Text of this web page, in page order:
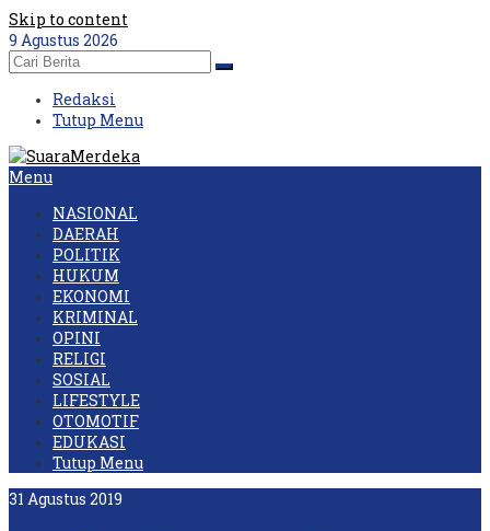
Skip to content
9 Agustus 2026
Redaksi
Tutup Menu
Menu
NASIONAL
DAERAH
POLITIK
HUKUM
EKONOMI
KRIMINAL
OPINI
RELIGI
SOSIAL
LIFESTYLE
OTOMOTIF
EDUKASI
Tutup Menu
31 Agustus 2019